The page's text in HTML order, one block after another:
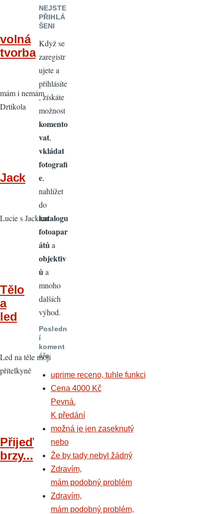
volná
tvorba
mám i nemám
Drtikola
Jack
Lucie s Jackem
Tělo
a
led
Led na těle mojí
přítelkyně
Přijeď
brzy...
NEJSTE
PŘIHLÁ
ŠENI
Když se
zaregistr
ujete a
přihlásíte
, získáte
možnost
komento
vat,
vkládat
fotografi
e,
nahlížet
do
katalogu
fotoapar
átů a
objektiv
ů a
mnoho
dalších
výhod.
Posledn
í
koment
áře
uprime receno, tuhle funkci
Cena 4000 Kč
Pevná.
K předání
možná je jen zaseknutý
nebo
Že by tady nebyl žádný
Zdravím,
mám podobný problém
Zdravím,
mám podobný problém,